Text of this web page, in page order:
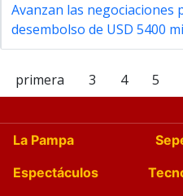
Avanzan las negociaciones
desembolso de USD 5400
primera 3 4 5
La Pampa
Espectáculos